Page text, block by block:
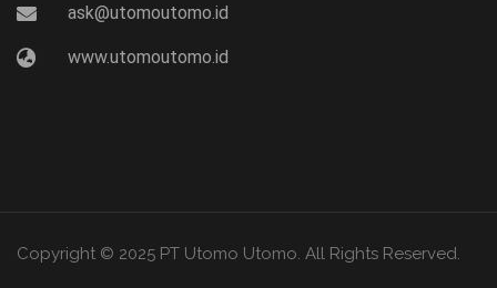
ask@utomoutomo.id
www.utomoutomo.id
Copyright © 2025 PT Utomo Utomo. All Rights Reserved.